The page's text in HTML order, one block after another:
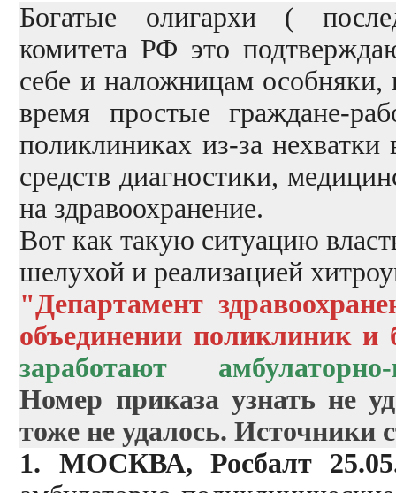
Богатые олигархи (
комитета РФ это
себе и наложницам особняки,
время простые граждане-
поликлиниках из-за нехватки
средств диагностики,
на здравоохранение.
Вот как такую ситуацию
шелухой и реализацией
"Департамент
объединении поликлиник и
заработают
Номер приказа узнать не
тоже не удалось. Источники
1.
МОСКВА, Росбалт